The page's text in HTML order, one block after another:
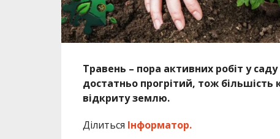
Травень – пора активних робіт у
достатньо прогрітий, тож
відкриту землю.
Ділиться Інформатор.